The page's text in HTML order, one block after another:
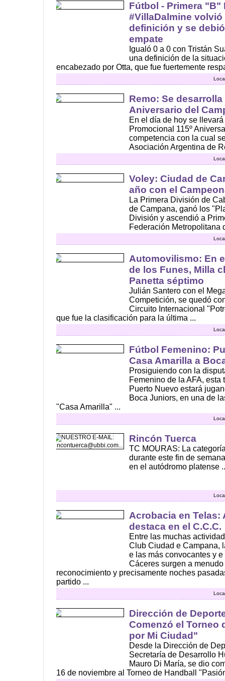
Fútbol - Primera "B"
#VillaDalmine volvió
definición y se
empate
Igualó 0 a 0 con Tristán
una definición de la
encabezado por Otta, que fue fuertemente
Remo: Se desarrolla
Aniversario del
En el día de hoy se
Promocional 115º
competencia con la cual
Asociación Argentina de
Voley: Ciudad de
año con el
La Primera División de
de Campana, ganó los
División y ascendió a
Federación Metropolitana
Automovilismo: En
de los Funes, Milla
Panetta séptimo
Julián Santero con el
Competición, se quedó
Circuito Internacional
que fue la clasificación para la última ...
Fútbol Femenino:
Casa Amarilla a
Prosiguiendo con la
Femenino de la AFA, esta
Puerto Nuevo estará
Boca Juniors, en una de
"Casa Amarilla" ...
Rincón Tuerca
TC MOURAS: La
durante este fin de
en el autódromo platense
Acrobacia en Telas:
destaca en el C.C.C.
Entre las muchas
Club Ciudad e Campana,
e las más convocantes y
Cáceres surgen a
reconocimiento y precisamente noches
partido ...
Dirección de
Comenzó el Torneo
por Mi Ciudad"
Desde la Dirección de
Secretaría de Desarrollo
Mauro Di María, se dio
16 de noviembre al Torneo de Handball